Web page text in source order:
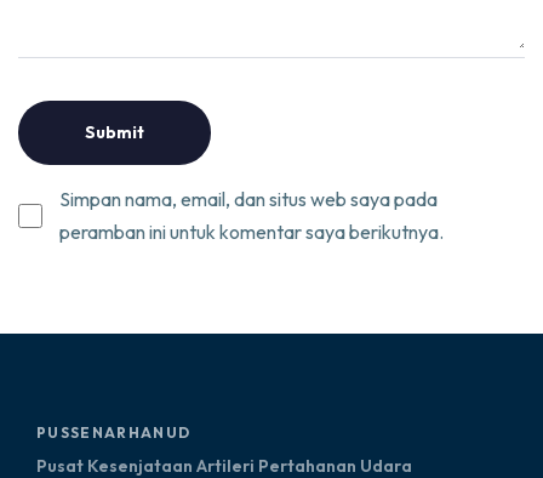
Simpan nama, email, dan situs web saya pada
peramban ini untuk komentar saya berikutnya.
PUSSENARHANUD
Pusat Kesenjataan Artileri Pertahanan Udara